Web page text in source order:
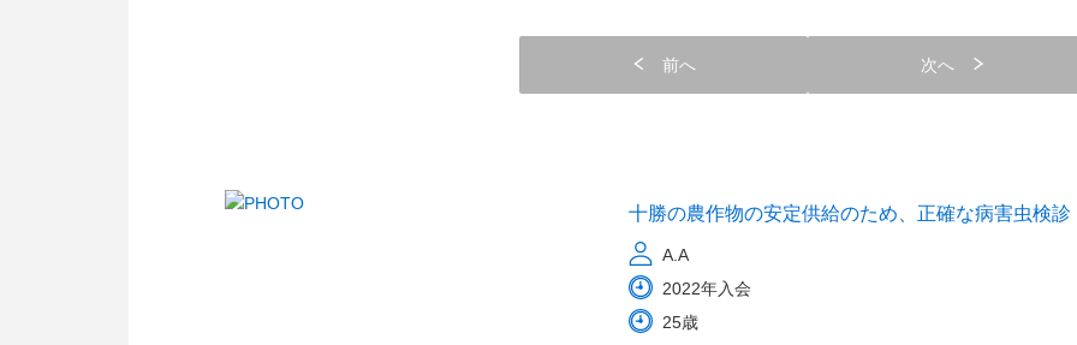
前へ 次へ
十勝の農作物の安定供給のため、正確な病害虫検診
A.A
2022年入会
25歳